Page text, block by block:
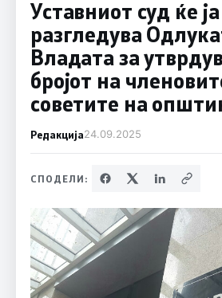
Уставниот суд ќе ја
разгледува
Владата за
бројот на
советите на
Редакција24.09.2025
СПОДЕЛИ: